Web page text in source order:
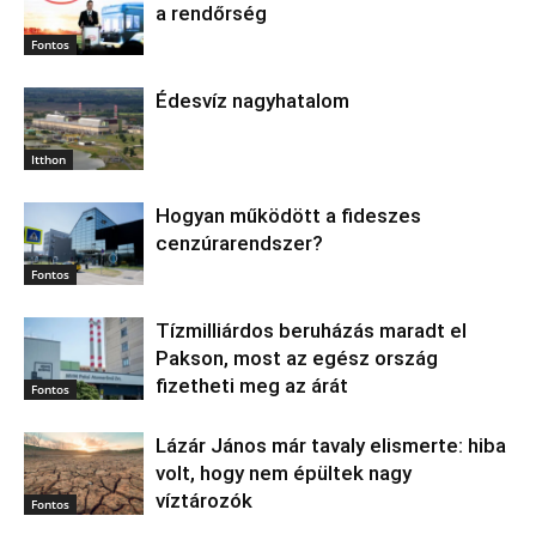
Fontos
a rendőrség
Itthon
Édesvíz nagyhatalom
Fontos
Hogyan működött a fideszes
cenzúrarendszer?
Fontos
Tízmilliárdos beruházás maradt el
Pakson, most az egész ország
fizetheti meg az árát
Fontos
Lázár János már tavaly elismerte: hiba
volt, hogy nem épültek nagy
víztározók